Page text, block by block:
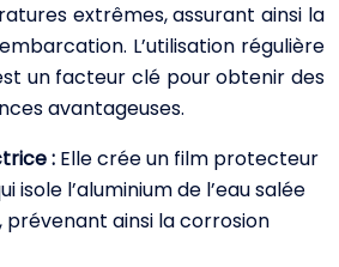
extrêmes, assurant ainsi la
L’utilisation régulière
un facteur clé pour obtenir des
avantageuses.
: Elle crée un film protecteur
isole l’aluminium de l’eau salée
prévenant ainsi la corrosion